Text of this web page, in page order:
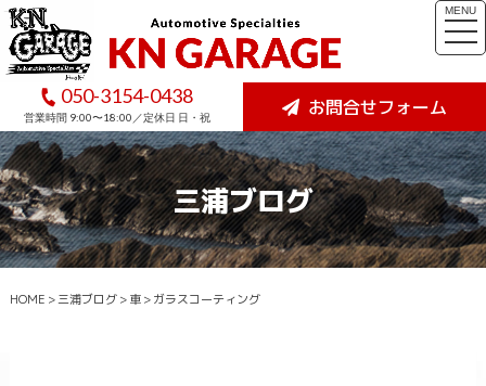
050-3154-0438
営業時間 9:00〜18:00／定休日 日・祝 お問合せフォーム
MENU
三浦ブログ
HOME >三浦ブログ>車>ガラスコーティング